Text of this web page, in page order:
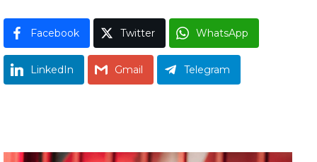
Facebook Twitter WhatsApp
LinkedIn Gmail Telegram